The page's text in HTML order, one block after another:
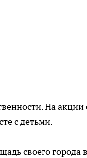
На акции
с детьми.
своего города в